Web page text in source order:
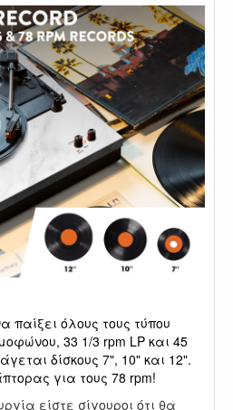
παίξει όλους τους τύπου
33 1/3 rpm LP και 45
δίσκους 7", 10" και 12".
για τους 78 rpm!
είστε σίγουροι ότι θα